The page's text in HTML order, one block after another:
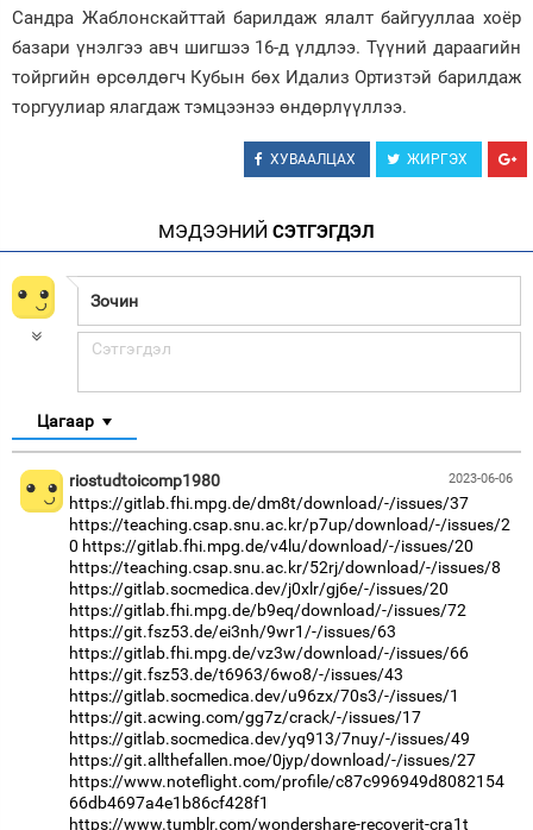
Сандра Жаблонскайттай барилдаж ялалт байгууллаа хоёр
базари үнэлгээ авч шигшээ 16-д үлдлээ. Түүний дараагийн
тойргийн өрсөлдөгч Кубын бөх Идализ Ортизтэй барилдаж
торгуулиар ялагдаж тэмцээнээ өндөрлүүллээ.
ХУВААЛЦАХ ЖИРГЭХ
МЭДЭЭНИЙ СЭТГЭГДЭЛ
Цагаар
2023-06-06
riostudtoicomp1980
https://gitlab.fhi.mpg.de/dm8t/download/-/issues/37
https://teaching.csap.snu.ac.kr/p7up/download/-/issues/2
0 https://gitlab.fhi.mpg.de/v4lu/download/-/issues/20
https://teaching.csap.snu.ac.kr/52rj/download/-/issues/8
https://gitlab.socmedica.dev/j0xlr/gj6e/-/issues/20
https://gitlab.fhi.mpg.de/b9eq/download/-/issues/72
https://git.fsz53.de/ei3nh/9wr1/-/issues/63
https://gitlab.fhi.mpg.de/vz3w/download/-/issues/66
https://git.fsz53.de/t6963/6wo8/-/issues/43
https://gitlab.socmedica.dev/u96zx/70s3/-/issues/1
https://git.acwing.com/gg7z/crack/-/issues/17
https://gitlab.socmedica.dev/yq913/7nuy/-/issues/49
https://git.allthefallen.moe/0jyp/download/-/issues/27
https://www.noteflight.com/profile/c87c996949d8082154
66db4697a4e1b86cf428f1
https://www.tumblr.com/wondershare-recoverit-cra1t